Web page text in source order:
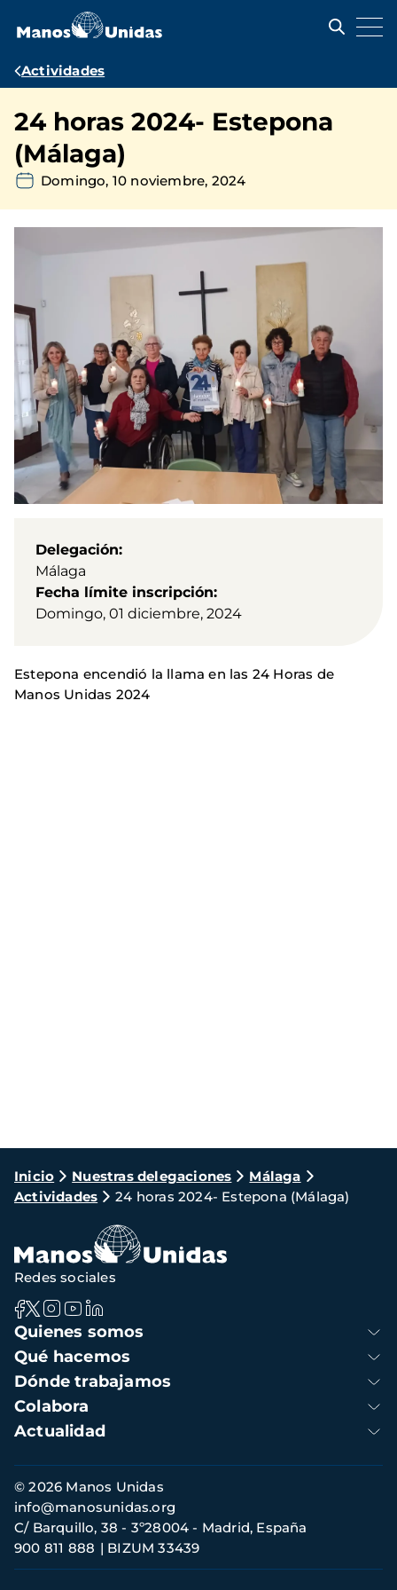
contenido
Ruta
navegación
Actividades
24 horas 2024- Estepona
(Málaga)
Domingo, 10 noviembre, 2024
Delegación
Málaga
Fecha límite inscripción
Domingo, 01 diciembre, 2024
Estepona encendió la llama en las 24 Horas de
Manos Unidas 2024
Ruta
de
navegación
Inicio Nuestras delegaciones
Málaga
Actividades
24 horas 2024- Estepona (Málaga)
Navegación
principal
Quienes somos
Qué hacemos
Dónde trabajamos
Colabora
Actualidad
Redes sociales
Información
de
contacto
© 2026 Manos Unidas
C/ Barquillo, 38 - 3º28004 - Madrid, España
900 811 888
BIZUM 33439
info@manosunidas.org